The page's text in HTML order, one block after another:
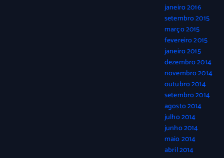
janeiro 2016
setembro 2015
março 2015
fevereiro 2015
janeiro 2015
dezembro 2014
novembro 2014
outubro 2014
setembro 2014
agosto 2014
julho 2014
junho 2014
maio 2014
abril 2014